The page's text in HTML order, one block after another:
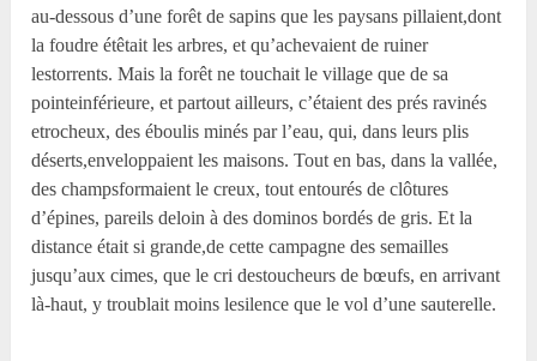
au-dessous d’une forêt de sapins que les paysans pillaient,dont
la foudre étêtait les arbres, et qu’achevaient de ruiner
lestorrents. Mais la forêt ne touchait le village que de sa
pointeinférieure, et partout ailleurs, c’étaient des prés ravinés
etrocheux, des éboulis minés par l’eau, qui, dans leurs plis
déserts,enveloppaient les maisons. Tout en bas, dans la vallée,
des champsformaient le creux, tout entourés de clôtures
d’épines, pareils deloin à des dominos bordés de gris. Et la
distance était si grande,de cette campagne des semailles
jusqu’aux cimes, que le cri destoucheurs de bœufs, en arrivant
là-haut, y troublait moins lesilence que le vol d’une sauterelle.